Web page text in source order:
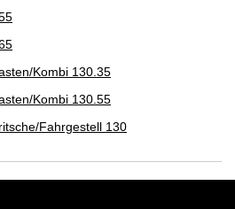
Kombi 130.35
Kombi 130.55
Fahrgestell 130